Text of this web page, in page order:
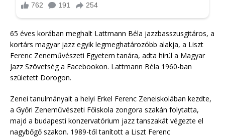
65 éves korában meghalt Lattmann Béla jazzbasszusgitáros, a
kortárs magyar jazz egyik legmeghatározóbb alakja, a Liszt
Ferenc Zeneművészeti Egyetem tanára, adta hírül a Magyar
Jazz Szövetség a Facebookon. Lattmann Béla 1960-ban
született Dorogon.
Zenei tanulmányait a helyi Erkel Ferenc Zeneiskolában kezdte,
a Győri Zeneművészeti Főiskola zongora szakán folytatta,
majd a budapesti konzervatórium jazz tanszakát végezte el
nagybőgő szakon. 1989-től tanított a Liszt Ferenc